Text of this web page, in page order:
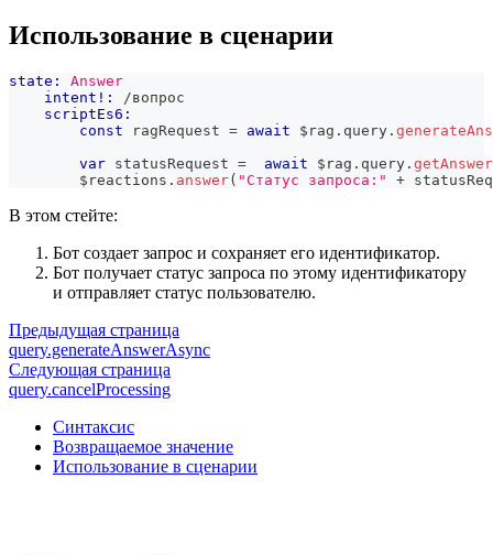
Использование в сценарии
state:
Answer
intent!:
/вопрос
scriptEs6:
const ragRequest = await $rag . query .
var statusRequest = await $rag . query . getAnswer
        $reactions
. answer( "Статус запроса:" +
В этом стейте:
Бот создает запрос и сохраняет его идентификатор.
Бот получает статус запроса по этому идентификатору
и отправляет статус пользователю.
Предыдущая страница
query.generateAnswerAsync
Следующая страница
query.cancelProcessing
Синтаксис
Возвращаемое значение
Использование в сценарии